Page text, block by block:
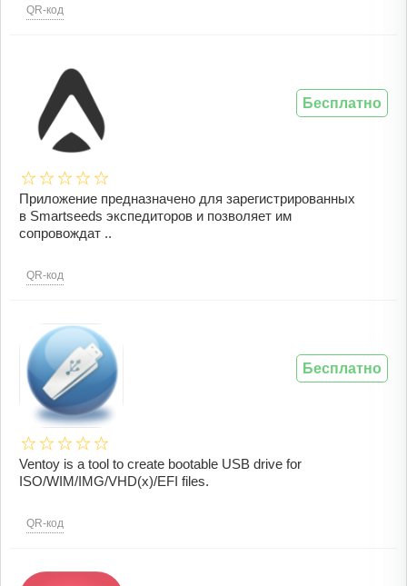
QR-код
Приложение предназначено для зарегистрированных
в Smartseeds экспедиторов и позволяет им
сопровождат ..
QR-код
Бесплатно
Ventoy is a tool to create bootable USB drive for
ISO/WIM/IMG/VHD(x)/EFI files.
QR-код
Бесплатно